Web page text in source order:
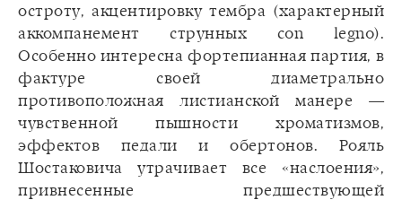
остроту, акцентировку тембра (характерный
аккомпанемент струнных con legno).
Особенно интересна фортепианная партия, в
фактуре своей диаметрально
противоположная листианской манере —
чувственной пышности хроматизмов,
эффектов педали и обертонов. Рояль
Шостаковича утрачивает все «наслоения»,
привнесенные предшествующей